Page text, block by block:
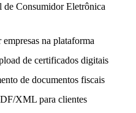
de Consumidor Eletrônica
empresas na plataforma
de certificados digitais
de documentos fiscais
XML para clientes